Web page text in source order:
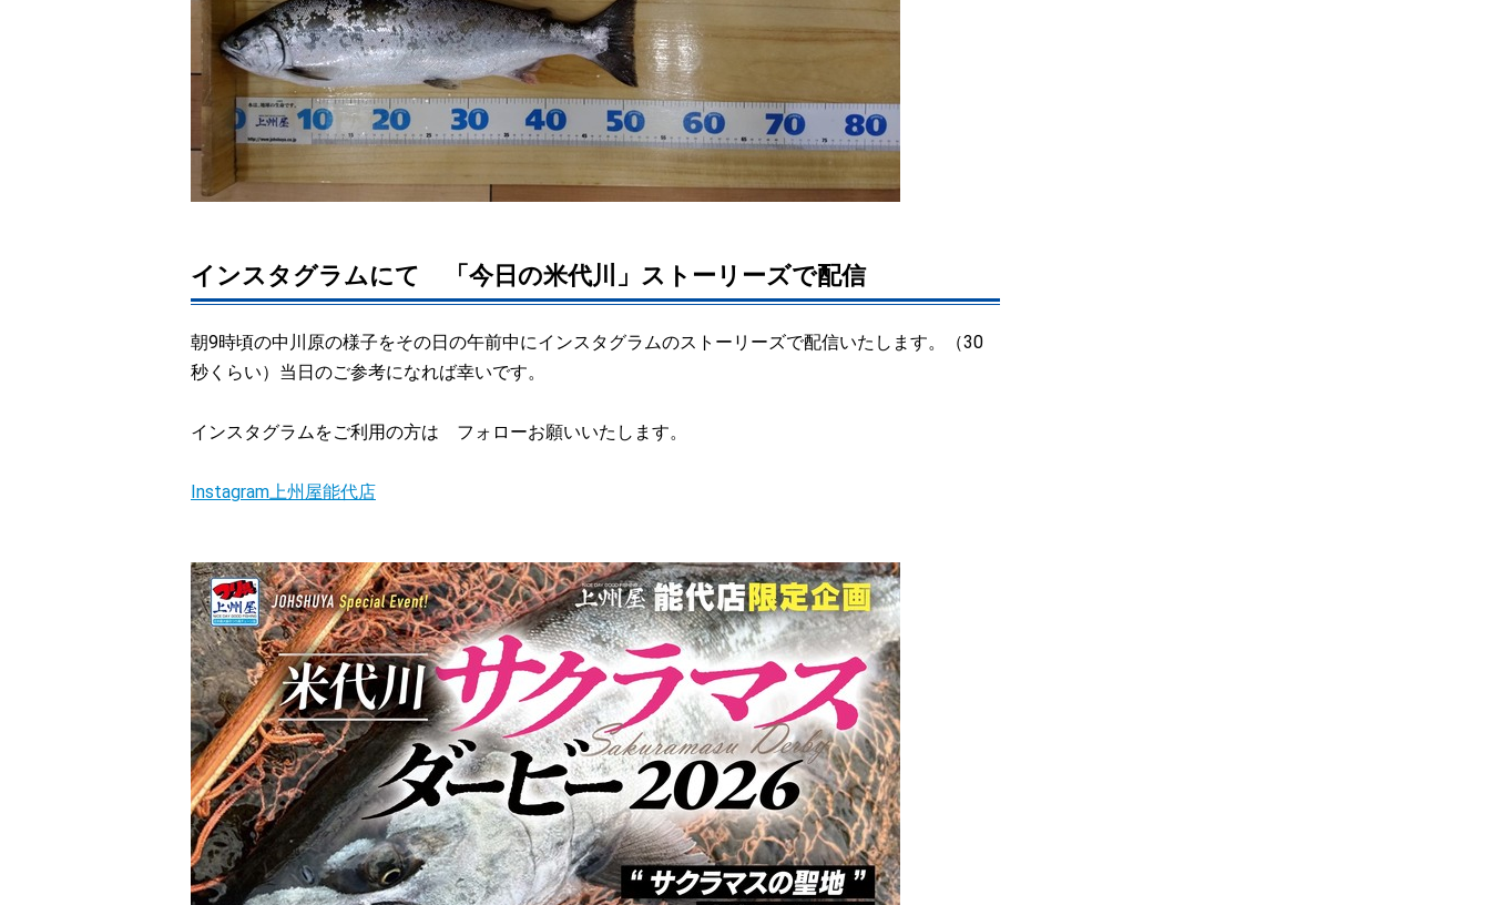
インスタグラムにて 「今日の米代川」ストーリーズで配信
朝9時頃の中川原の様子をその日の午前中にインスタグラムのストーリーズで配信いたします。（30
秒くらい）当日のご参考になれば幸いです。
インスタグラムをご利用の方は フォローお願いいたします。
Instagram上州屋能代店